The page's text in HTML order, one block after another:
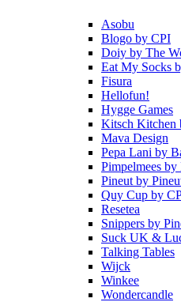
Asobu
Blogo by CPI
Doiy by The
Eat My Socks
Fisura
Hellofun!
Hygge Games
Kitsch Kitchen
Mava Design
Pepa Lani by
Pimpelmees by
Pineut by
Quy Cup by
Resetea
Snippers by
Suck UK &
Talking Tables
Wijck
Winkee
Wondercandle